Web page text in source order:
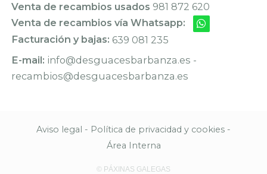
Venta de recambios usados 981 872 620
Venta de recambios vía Whatsapp:
Facturación y bajas: 639 081 235
E-mail: info@desguacesbarbanza.es -
recambios@desguacesbarbanza.es
Aviso legal - Política de privacidad y cookies -
Área Interna
© PÁXINAS GALEGAS